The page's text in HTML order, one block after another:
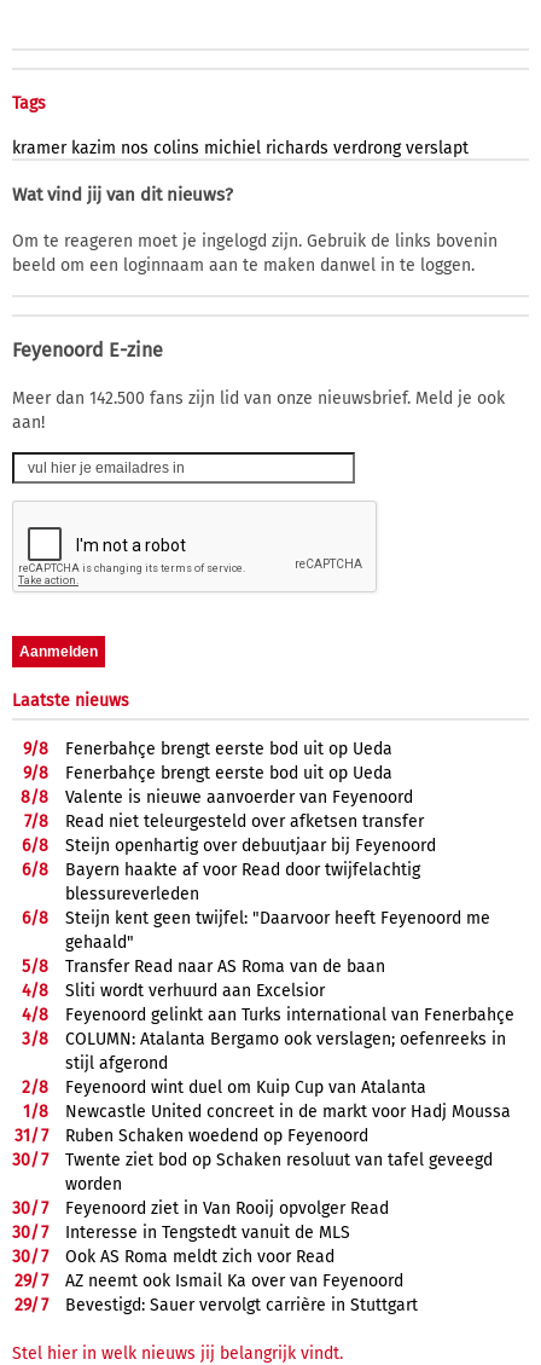
Tags
kramer kazim nos colins michiel richards verdrong verslapt
Wat vind jij van dit nieuws?
Om te reageren moet je ingelogd zijn. Gebruik de links bovenin
beeld om een loginnaam aan te maken danwel in te loggen.
Feyenoord E-zine
Meer dan 142.500 fans zijn lid van onze nieuwsbrief. Meld je ook
aan!
Laatste nieuws
9/8
Fenerbahçe brengt eerste bod uit op Ueda
9/8
Fenerbahçe brengt eerste bod uit op Ueda
8/8
Valente is nieuwe aanvoerder van Feyenoord
7/8
Read niet teleurgesteld over afketsen transfer
6/8
Steijn openhartig over debuutjaar bij Feyenoord
6/8
Bayern haakte af voor Read door twijfelachtig
blessureverleden
6/8
Steijn kent geen twijfel: "Daarvoor heeft Feyenoord me
gehaald"
5/8
Transfer Read naar AS Roma van de baan
4/8
Sliti wordt verhuurd aan Excelsior
4/8
Feyenoord gelinkt aan Turks international van Fenerbahçe
3/8
COLUMN: Atalanta Bergamo ook verslagen; oefenreeks in
stijl afgerond
2/8
Feyenoord wint duel om Kuip Cup van Atalanta
1/8
Newcastle United concreet in de markt voor Hadj Moussa
31/7
Ruben Schaken woedend op Feyenoord
30/7
Twente ziet bod op Schaken resoluut van tafel geveegd
worden
30/7
Feyenoord ziet in Van Rooij opvolger Read
30/7
Interesse in Tengstedt vanuit de MLS
30/7
Ook AS Roma meldt zich voor Read
29/7
AZ neemt ook Ismail Ka over van Feyenoord
29/7 Bevestigd: Sauer vervolgt carrière in Stuttgart
Stel hier in welk nieuws jij belangrijk vindt.